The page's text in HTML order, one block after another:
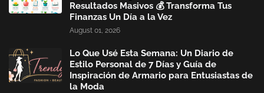
Resultados Masivos 💰 Transforma Tus
Finanzas Un Día a la Vez
August 01, 2026
Lo Que Usé Esta Semana: Un Diario de
Estilo Personal de 7 Días y Guía de
Inspiración de Armario para Entusiastas de
la Moda